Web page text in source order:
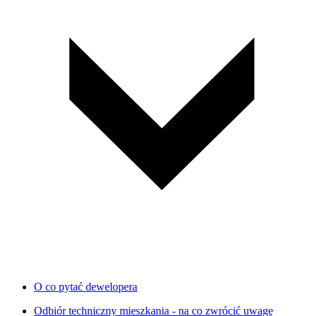
O co pytać dewelopera
Odbiór techniczny mieszkania - na co zwrócić uwagę